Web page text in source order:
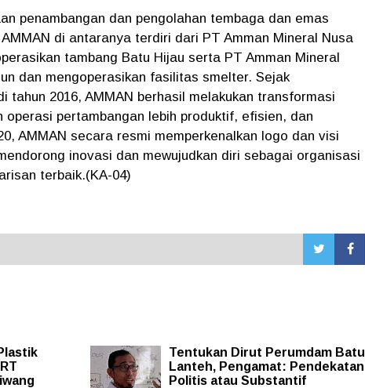
penambangan dan pengolahan tembaga dan emas
di antaranya terdiri dari PT Amman Mineral Nusa
tambang Batu Hijau serta PT Amman Mineral
dan mengoperasikan fasilitas smelter. Sejak
tahun 2016, AMMAN berhasil melakukan transformasi
operasi pertambangan lebih produktif, efisien, dan
AMMAN secara resmi memperkenalkan logo dan visi
inovasi dan mewujudkan diri sebagai organisasi
terbaik.(KA-04)
Tentukan Dirut Perumdam Batu
Lanteh, Pengamat: Pendekatan
Politis atau Substantif